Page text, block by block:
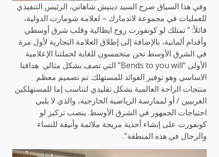
وفي هذا السياق صرح السيد دينيش شاهاني، الرئيس التنفيذي
للعمليات في مجموعة لاندمارك – لعلامة شومارت الدولية،
قائلاً: ” تمتلك لو كونفورت روح ايطالية وقلب شرق أوسطي
وأقدام ألمانية، بالإضافة إلى إطلاق العلامة التجارية لأول مرة
في الشرق الأوسط نحن متحمسون للغاية لحملتنا الإعلامية
الأولى “Bends to you will” التي تصف بشكل مثالي هدافنا
الاساسي وهو توفير الفوائد للمستهلك. تم تصميم معظم
منتجات الراحة العالمية بشكل تقليدي لتناسب إما للمستهلكين
الغربيين / أو لممارسة الرياضية الخارجية، والذي لا يلبي
احتياجات الجمهور في الشرق الأوسط. ينصب تركيز لو
كونفورت على إنشاء أحذية مريحة ملائمة وأنيقة للنساء
والرجال في هذه المنطقة”.